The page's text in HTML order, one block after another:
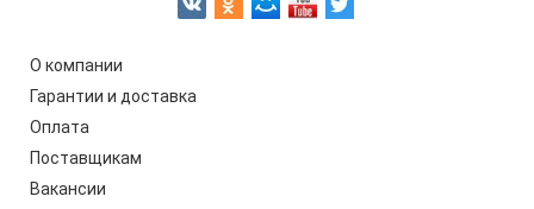
О компании
Гарантии и доставка
Оплата
Поставщикам
Вакансии